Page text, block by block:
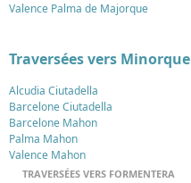
Valence Palma de Majorque
Traversées vers Minorque
Alcudia Ciutadella
Barcelone Ciutadella
Barcelone Mahon
Palma Mahon
Valence Mahon
TRAVERSÉES VERS FORMENTERA